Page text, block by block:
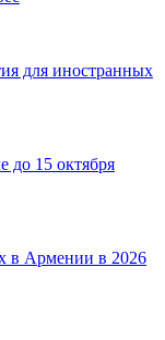
для иностранных
до 15 октября
в Армении в 2026